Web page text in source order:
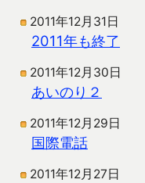
2011年12月31日
2011年も終了
2011年12月30日
あいのり２
2011年12月29日
国際電話
2011年12月27日